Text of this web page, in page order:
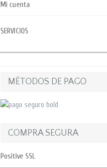
Mi cuenta
SERVICIOS
MÉTODOS DE PAGO
COMPRA SEGURA
Positive SSL